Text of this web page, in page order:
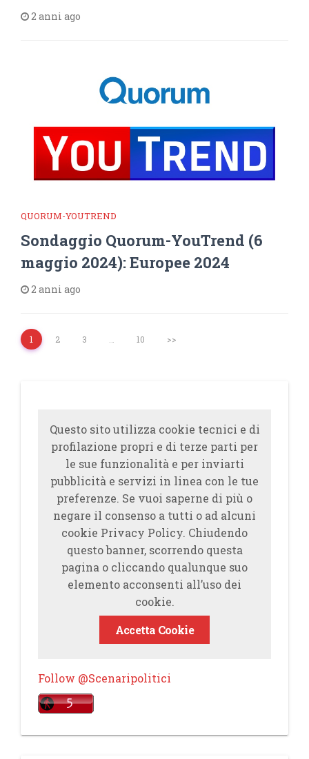
2 anni ago
QUORUM-YOUTREND
Sondaggio Quorum-YouTrend (6
maggio 2024): Europee 2024
2 anni ago
1 2 3 10 >>
Questo sito utilizza cookie tecnici e di
profilazione propri e di terze parti per
le sue funzionalità e per inviarti
pubblicità e servizi in linea con le tue
preferenze. Se vuoi saperne di più o
negare il consenso a tutti o ad alcuni
cookie Privacy Policy. Chiudendo
questo banner, scorrendo questa
pagina o cliccando qualunque suo
elemento acconsenti all’uso dei
cookie.
Accetta Cookie
Follow @Scenaripolitici